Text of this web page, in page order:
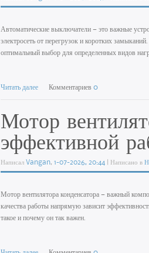
Автоматические выключатели — это важные
электросеть от перегрузок и коротких
оптимальный выбор для определенных видов
Читать далее Комментариев0
Мотор
эффективной
НаписалVangan, 1-07-2026, 20:44 | Написано в
Мотор вентилятора конденсатора — важный
качества работы напрямую зависит
такое и почему он так важен.